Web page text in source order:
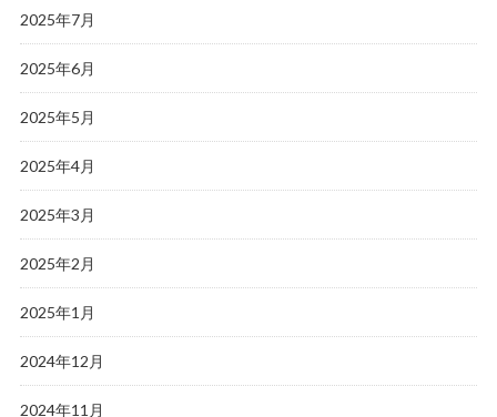
2025年7月
2025年6月
2025年5月
2025年4月
2025年3月
2025年2月
2025年1月
2024年12月
2024年11月